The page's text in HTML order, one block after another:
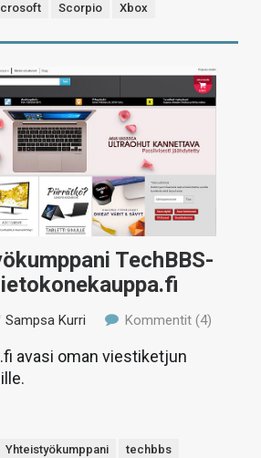
Scorpio Xbox
TechBBS-
Sampsa Kurri Kommentit (4)
avasi oman viestiketjun
Yhteistyökumppani techbbs